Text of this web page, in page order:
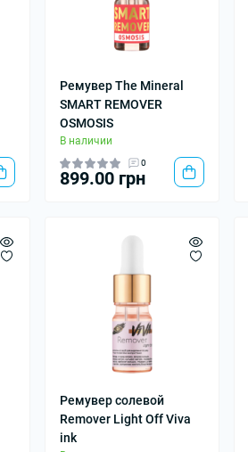
Ремувер The Mineral
SMART REMOVER
OSMOSIS
В наличии
0
899.00 грн
Ремувер солевой
Remover Light Off Viva
ink